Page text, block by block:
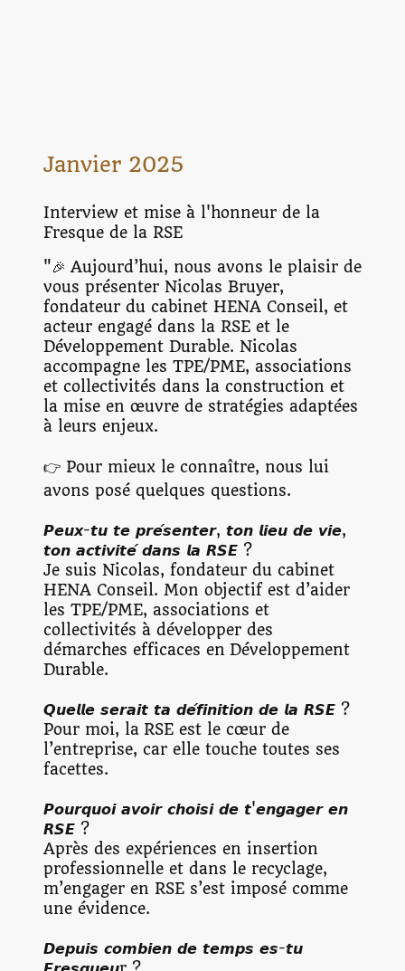
Janvier 2025
Interview et mise à l'honneur de la
Fresque de la RSE
"🎉 Aujourd’hui, nous avons le plaisir de
vous présenter Nicolas Bruyer,
fondateur du cabinet HENA Conseil, et
acteur engagé dans la RSE et le
Développement Durable. Nicolas
accompagne les TPE/PME, associations
et collectivités dans la construction et
la mise en œuvre de stratégies adaptées
à leurs enjeux.
👉 Pour mieux le connaître, nous lui
avons posé quelques questions.
𝙋𝙚𝙪𝙭-𝙩𝙪 𝙩𝙚 𝙥𝙧𝙚́𝙨𝙚𝙣𝙩𝙚𝙧, 𝙩𝙤𝙣 𝙡𝙞𝙚𝙪 𝙙𝙚 𝙫𝙞𝙚,
𝙩𝙤𝙣 𝙖𝙘𝙩𝙞𝙫𝙞𝙩𝙚́ 𝙙𝙖𝙣𝙨 𝙡𝙖 𝙍𝙎𝙀 ?
Je suis Nicolas, fondateur du cabinet
HENA Conseil. Mon objectif est d’aider
les TPE/PME, associations et
collectivités à développer des
démarches efficaces en Développement
Durable.
𝙌𝙪𝙚𝙡𝙡𝙚 𝙨𝙚𝙧𝙖𝙞𝙩 𝙩𝙖 𝙙𝙚́𝙛𝙞𝙣𝙞𝙩𝙞𝙤𝙣 𝙙𝙚 𝙡𝙖 𝙍𝙎𝙀 ?
Pour moi, la RSE est le cœur de
l’entreprise, car elle touche toutes ses
facettes.
𝙋𝙤𝙪𝙧𝙦𝙪𝙤𝙞 𝙖𝙫𝙤𝙞𝙧 𝙘𝙝𝙤𝙞𝙨𝙞 𝙙𝙚 𝙩'𝙚𝙣𝙜𝙖𝙜𝙚𝙧 𝙚𝙣
𝙍𝙎𝙀 ?
Après des expériences en insertion
professionnelle et dans le recyclage,
m’engager en RSE s’est imposé comme
une évidence.
𝘿𝙚𝙥𝙪𝙞𝙨 𝙘𝙤𝙢𝙗𝙞𝙚𝙣 𝙙𝙚 𝙩𝙚𝙢𝙥𝙨 𝙚𝙨-𝙩𝙪